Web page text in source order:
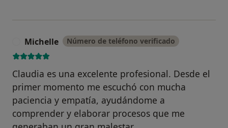
Michelle Número de teléfono verificado
Claudia es una excelente profesional. Desde el
primer momento me escuchó con mucha
paciencia y empatía, ayudándome a
comprender y elaborar procesos que me